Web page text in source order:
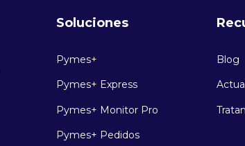
Soluciones
Pymes+
Pymes+ Express
Pymes+ Monitor Pro
Pymes+ Pedidos
Blog